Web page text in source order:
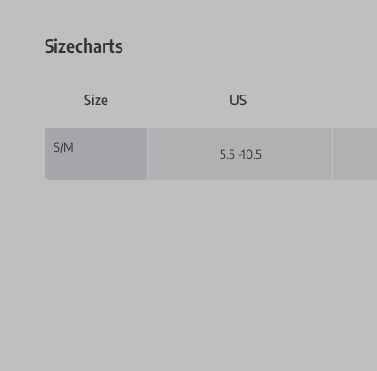
Sizecharts
Size US
S/M 5.5 -10.5